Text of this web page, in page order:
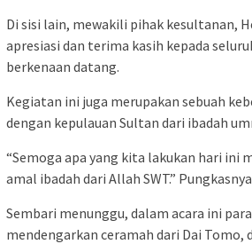
Di sisi lain, mewakili pihak kesultanan,
apresiasi dan terima kasih kepada
berkenaan datang.
Kegiatan ini juga merupakan sebuah
dengan kepulauan Sultan dari ibadah
“Semoga apa yang kita lakukan hari ini
amal ibadah dari Allah SWT.”
Sembari menunggu, dalam acara ini
mendengarkan ceramah dari Dai Tomo,